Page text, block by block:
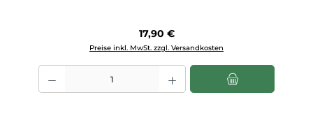
Regulärer Preis:
17,90 €
Preise inkl. MwSt. zzgl. Versandkosten
Produkt Anzahl: Gib den gewünschten Wert ein oder benutze die